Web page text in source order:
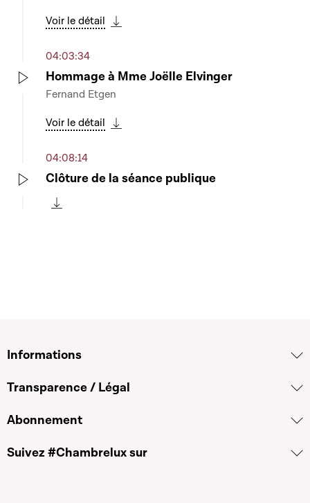
Voir le détail
04:03:34
Hommage à Mme Joëlle Elvinger
Fernand Etgen
Voir le détail
04:08:14
Clôture de la séance publique
Informations
Transparence / Légal
Abonnement
Suivez #Chambrelux sur